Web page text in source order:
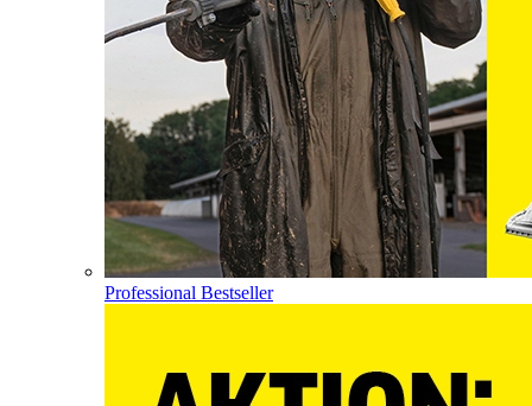
Professional Bestseller